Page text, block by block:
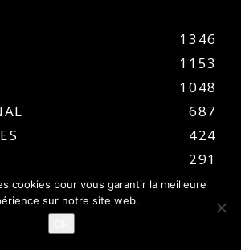
1346
1153
1048
687
424
291
266
SONORES
cookies pour vous garantir la meilleure
sur notre site web.